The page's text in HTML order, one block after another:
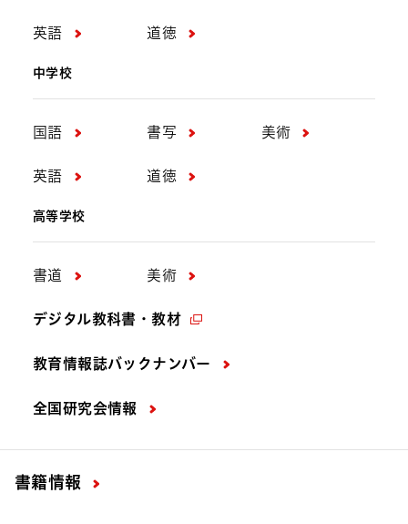
英語 道徳
中学校
国語 書写 美術
英語 道徳
高等学校
書道 美術
デジタル教科書・教材
教育情報誌バックナンバー
全国研究会情報
書籍情報